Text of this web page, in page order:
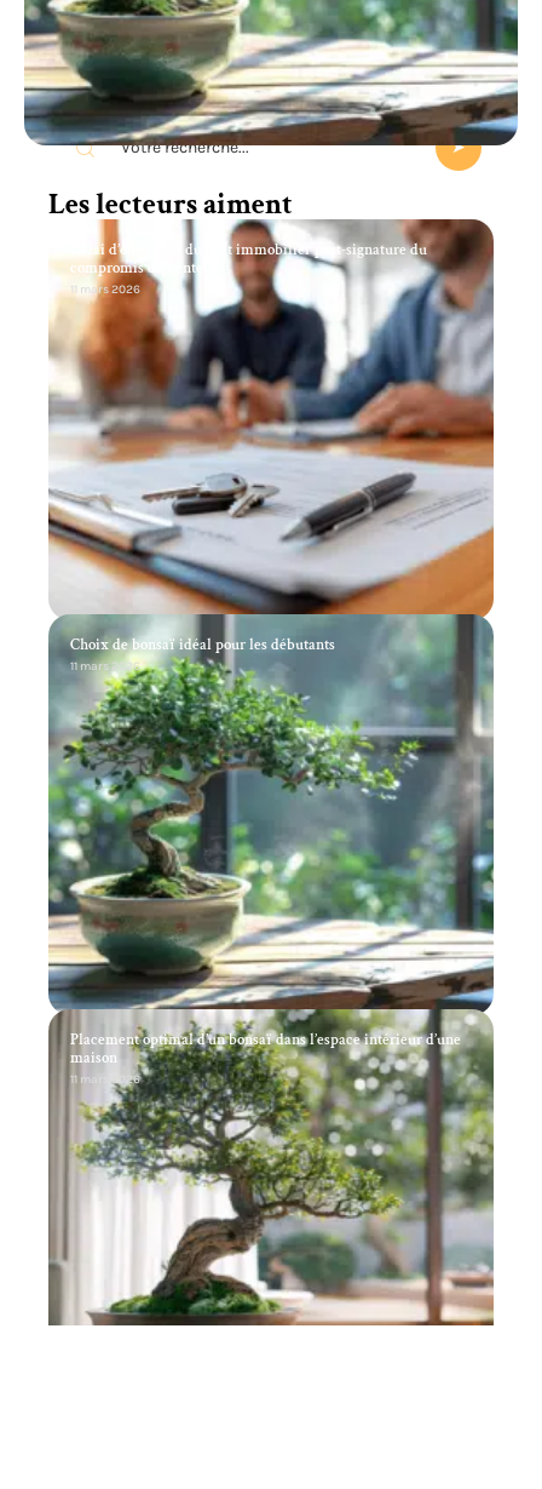
Recherche
Les lecteurs aiment
Délai d’obtention du prêt immobilier post-signature du
compromis de vente
11 mars 2026
Choix de bonsaï idéal pour les débutants
11 mars 2026
Placement optimal d’un bonsaï dans l’espace intérieur d’une
maison
11 mars 2026